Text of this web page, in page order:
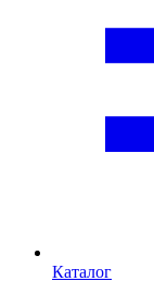
Каталог